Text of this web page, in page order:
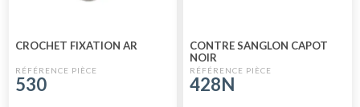
CROCHET FIXATION AR
530
CONTRE SANGLON CAPOT
NOIR
428N